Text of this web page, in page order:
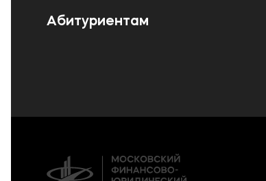
Абитуриентам